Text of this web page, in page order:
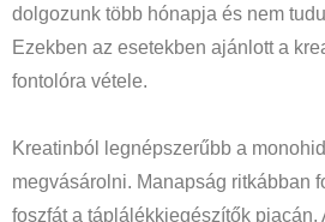
dolgozunk több hónapja és nem
Ezekben az esetekben ajánlott a
fontolóra vétele.
Kreatinból legnépszerűbb a
megvásárolni. Manapság ritkábban
foszfát a táplálékkiegészítők piacán.